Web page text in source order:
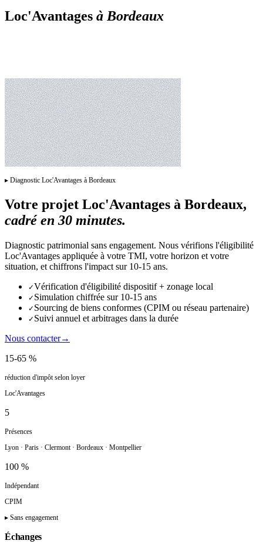
Loc'Avantages à Bordeaux
▸ Diagnostic Loc'Avantages à Bordeaux
Votre projet Loc'Avantages à Bordeaux,
cadré en 30 minutes.
Diagnostic patrimonial sans engagement. Nous vérifions l'éligibilité
Loc'Avantages appliquée à votre TMI, votre horizon et votre
situation, et chiffrons l'impact sur 10-15 ans.
✓Vérification d'éligibilité dispositif + zonage local
✓ Simulation chiffrée sur 10-15 ans
✓ Sourcing de biens conformes (CPIM ou réseau partenaire)
✓ Suivi annuel et arbitrages dans la durée
Nous contacter→
15-65 %
réduction d'impôt selon loyer
Loc'Avantages
5
Présences
Lyon · Paris · Clermont · Bordeaux · Montpellier
100 %
Indépendant
CPIM
▸ Sans engagement
Échanges